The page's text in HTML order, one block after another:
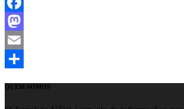
Facebook
Mastodon
Email
QUEM SOMOS